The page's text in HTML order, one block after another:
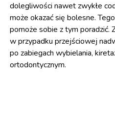
dolegliwości nawet zwykłe
może okazać się bolesne.
pomoże sobie z tym poradzić.
w przypadku przejściowej
po zabiegach wybielania,
ortodontycznym.